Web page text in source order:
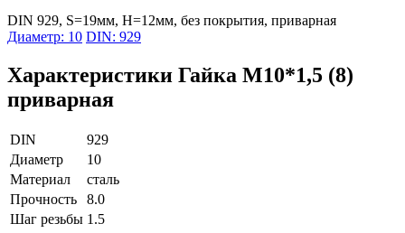
DIN 929, S=19мм, H=12мм, без покрытия, приварная
Диаметр: 10 DIN: 929
Характеристики Гайка М10*1,5 (8)
приварная
DIN
929
Диаметр
10
Материал
сталь
Прочность
8.0
Шаг резьбы 1.5